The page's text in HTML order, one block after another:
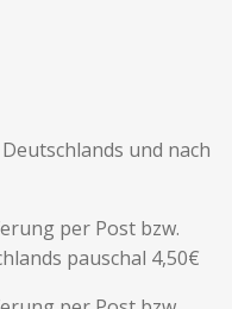
und nach
per Post bzw.
pauschal 4,50€